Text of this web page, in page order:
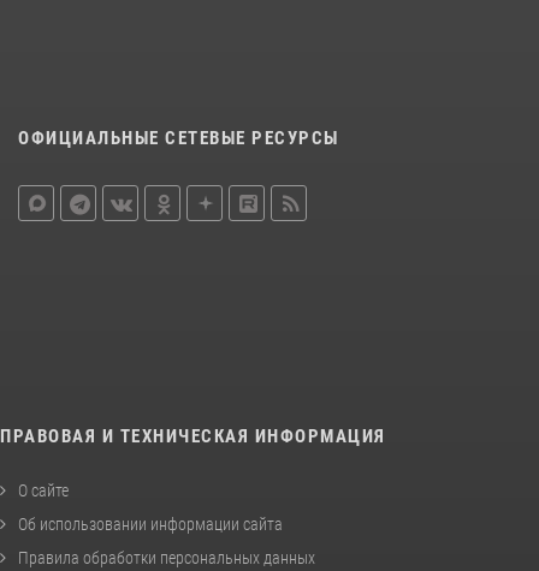
ОФИЦИАЛЬНЫЕ СЕТЕВЫЕ РЕСУРСЫ
ПРАВОВАЯ И ТЕХНИЧЕСКАЯ ИНФОРМАЦИЯ
О сайте
Об использовании информации сайта
Правила обработки персональных данных